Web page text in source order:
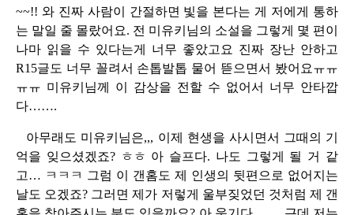
~~!! 와 진짜 사람이 간절하면 빛을 본다는 게 저에게 통하
는 말일 줄 몰랐어요. 전 미유키님의 소설을 그렇게 몇 편이
나마 읽을 수 있다는게 너무 좋았고요 진짜 장난 안하고
R15글도 너무 꼴려서 손톱발톱 물어 뜯으면서 봤어요ㅠㅠ
ㅠㅠ 미유키님께 이 감상을 전할 수 없어서 너무 안타깝
다…….
아무래도 미유키님은,,, 이제 현생을 사시면서 그때의 기
억을 잊으셨겠죠? ㅎㅎ 아 슬프다. 나도 그렇게 될 거 같
고… ㅋㅋㅋ 그럼 이 갠홈도 제 인생의 뒷편으로 없어지는
날도 오겠죠? 그러면 제가 저렇게 울부짖었던 것처럼 제 갠